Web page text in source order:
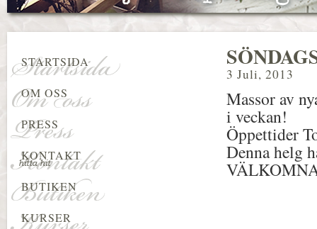
3 Juli, 2013
Massor av
i veckan!
Öppettider
Denna helg
STARTSIDA
OM OSS
PRESS
KONTAKT
BUTIKEN
KURSER